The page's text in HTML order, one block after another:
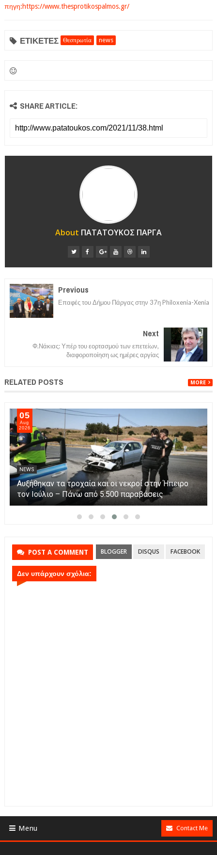
πηγη:https://www.thesprotikospalmos.gr/
ΕΤΙΚΕΤΕΣ Θεσπρωτία news
SHARE ARTICLE:
About ΠΑΤΑΤΟΥΚΟΣ ΠΑΡΓΑ
Previous
Επαφές του Δήμου Πάργας στην 37η Philoxenia-Xenia
Next
Φ.Νάκιας: Υπέρ του εορτασμού των επετείων,
διαφοροποίηση ως ημέρες αργίας
RELATED POSTS MORE
05
Aug
2026
NEWS
Αυξήθηκαν τα τροχαία και οι νεκροί στην Ήπειρο
τον Ιούλιο – Πάνω από 5.500 παραβάσεις
POST A COMMENT BLOGGER DISQUS FACEBOOK
Δεν υπάρχουν σχόλια:
Menu Contact Me